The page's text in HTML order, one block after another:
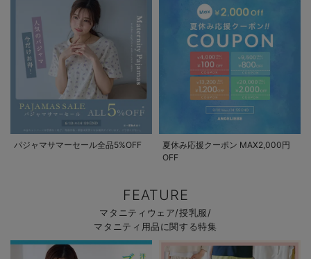
パジャマサマーセール全品5%OFF
夏休み応援クーポン MAX2,000円
OFF
FEATURE
マタニティウェア/授乳服/
マタニティ用品に関する特集